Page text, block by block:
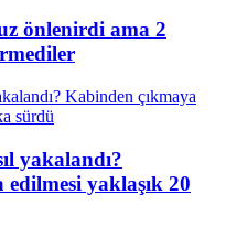
önlenirdi ama 2
yakalandı?
yaklaşık 20